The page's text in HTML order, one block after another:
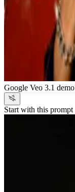
Google Veo 3.1 demo
Start with this prompt